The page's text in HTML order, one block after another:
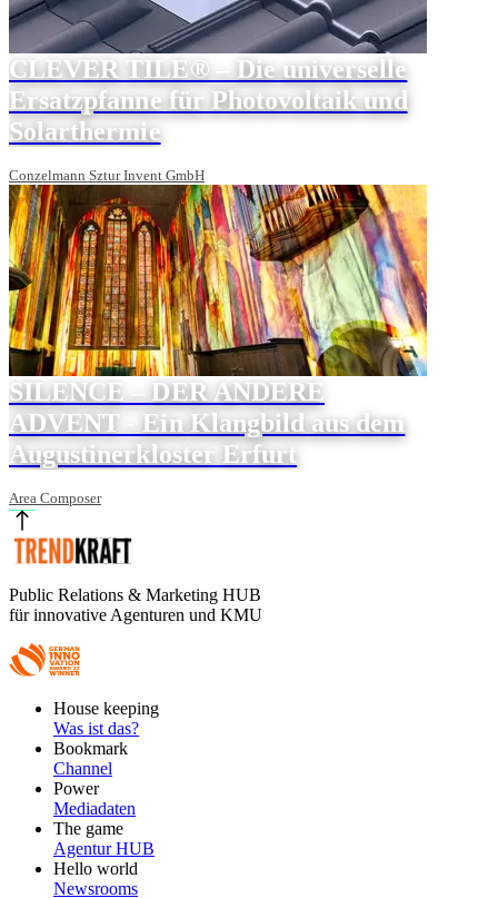
CLEVER TILE® – Die universelle
Ersatzpfanne für Photovoltaik und
Solarthermie
Conzelmann Sztur Invent GmbH
SILENCE – DER ANDERE
ADVENT - Ein Klangbild aus dem
Augustinerkloster Erfurt
Area Composer
Public Relations & Marketing HUB
für innovative Agenturen und KMU
FooterHouse keeping
Was ist das?
Bookmark
Channel
Power
Mediadaten
The game
Agentur HUB
Hello world
Newsrooms